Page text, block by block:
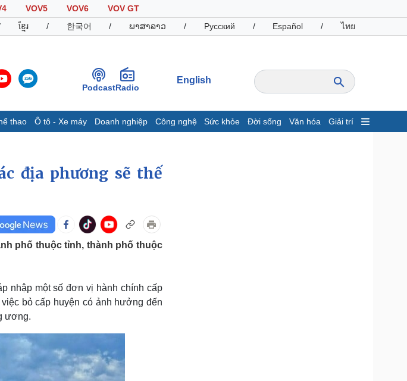
VOV5 VOV6
VOV GT
ខ្មែរ / 한국어 / ພາສາລາວ / Русский / Español / ไทย
PodcastRadio
English
thao Ô tô - Xe máy Doanh nghiệp Công nghệ Sức khỏe Đời sống Văn hóa Giải trí
Ảnh
Khởi nghiệp
Ô tô - Xe máy
Tư vấn
Doanh nghiệp
Doanh nhân
Vì cộng đồng
Giải trí
Nghệ sĩ
Thời trang
Sao Việt
địa phương sẽ thế
phố thuộc tỉnh, thành phố thuộc
nhập một số đơn vị hành chính cấp
bỏ cấp huyện có ảnh hưởng đến
ương.